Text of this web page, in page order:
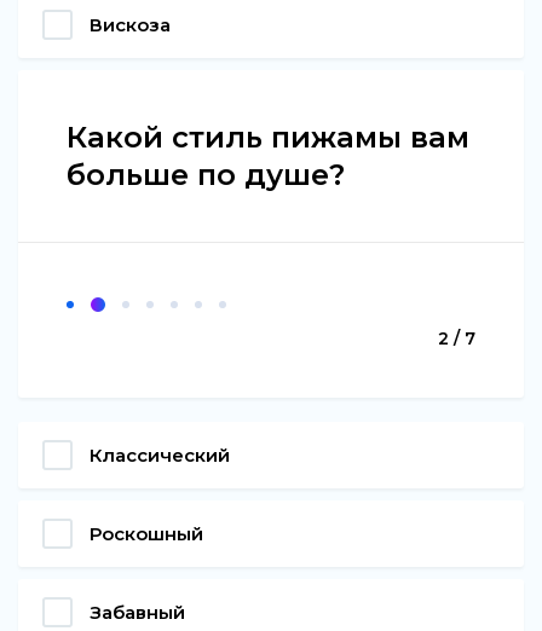
Вискоза
Какой стиль пижамы вам
больше по душе?
2 / 7
Классический
Роскошный
Забавный